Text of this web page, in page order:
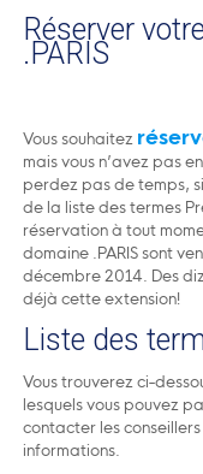
Réserver
.PARIS
Vous souhaitez
mais vous n’avez pas
perdez pas de temps,
de la liste des termes
réservation à tout
domaine .PARIS sont
décembre 2014. Des
déjà cette extension!
Liste des
Vous trouverez ci-
lesquels vous pouvez
contacter les
informations.